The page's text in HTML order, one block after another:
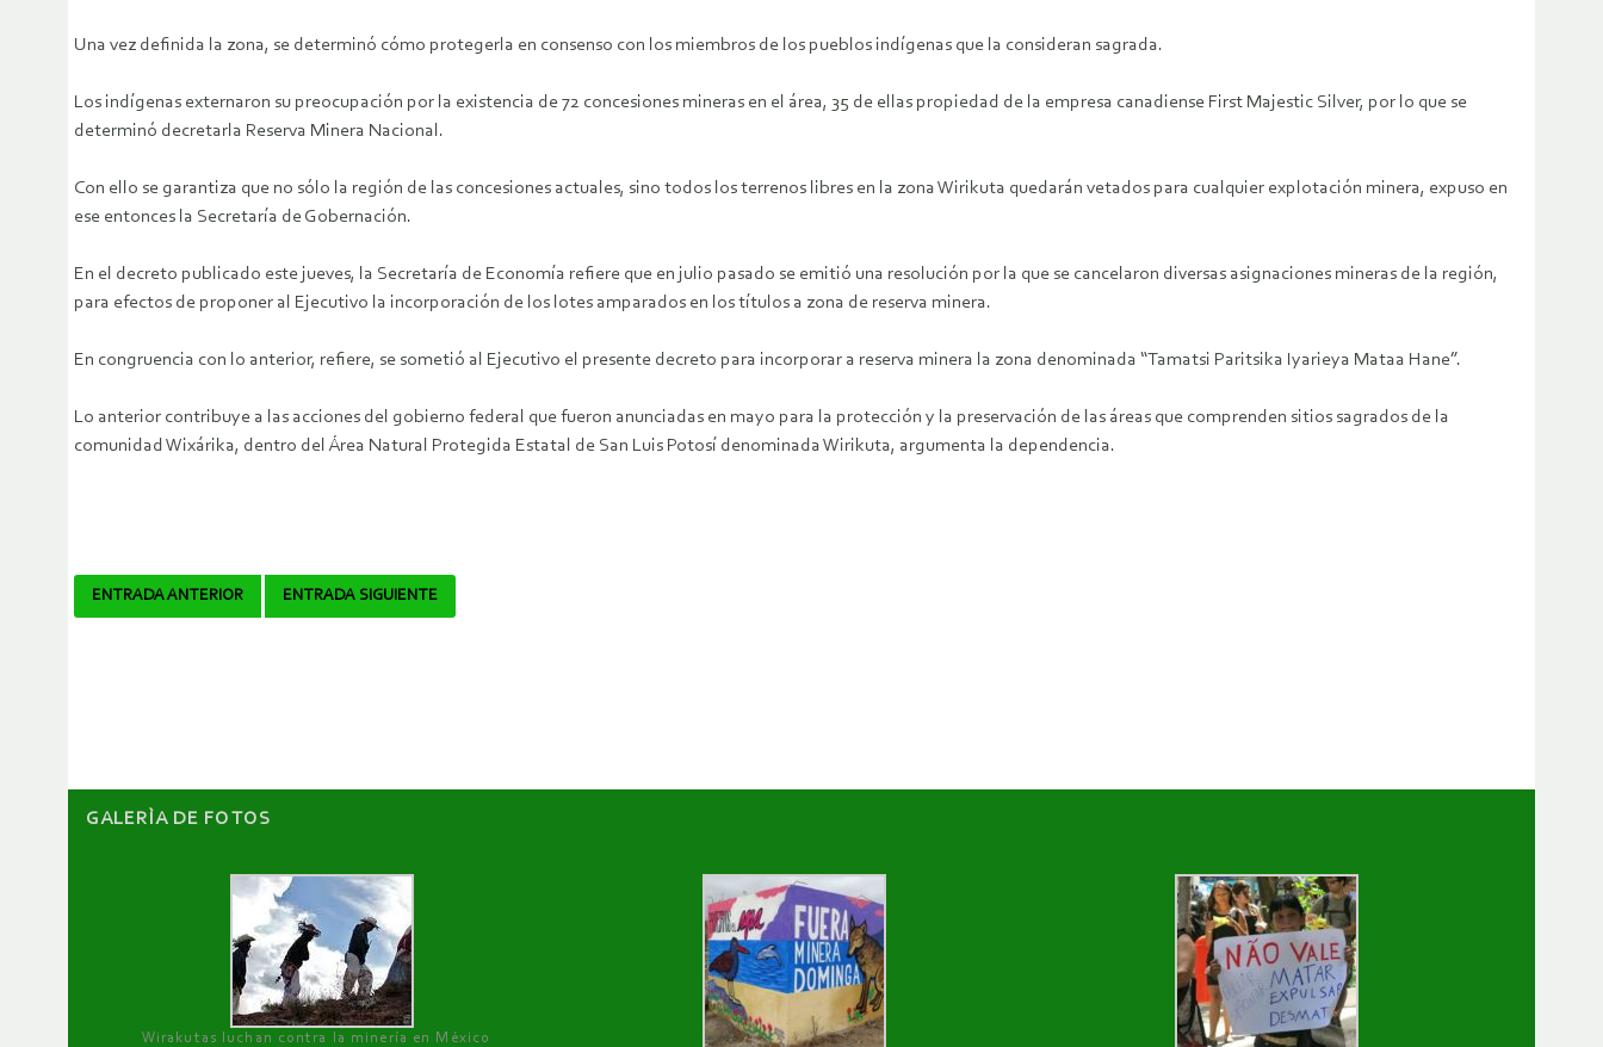
Una vez definida la zona, se determinó cómo protegerla en consenso con los miembros de los pueblos indígenas que la consideran sagrada.
Los indígenas externaron su preocupación por la existencia de 72 concesiones mineras en el área, 35 de ellas propiedad de la empresa canadiense First Majestic Silver, por lo que se
determinó decretarla Reserva Minera Nacional.
Con ello se garantiza que no sólo la región de las concesiones actuales, sino todos los terrenos libres en la zona Wirikuta quedarán vetados para cualquier explotación minera, expuso en
ese entonces la Secretaría de Gobernación.
En el decreto publicado este jueves, la Secretaría de Economía refiere que en julio pasado se emitió una resolución por la que se cancelaron diversas asignaciones mineras de la región,
para efectos de proponer al Ejecutivo la incorporación de los lotes amparados en los títulos a zona de reserva minera.
En congruencia con lo anterior, refiere, se sometió al Ejecutivo el presente decreto para incorporar a reserva minera la zona denominada “Tamatsi Paritsika Iyarieya Mataa Hane”.
Lo anterior contribuye a las acciones del gobierno federal que fueron anunciadas en mayo para la protección y la preservación de las áreas que comprenden sitios sagrados de la
comunidad Wixárika, dentro del Área Natural Protegida Estatal de San Luis Potosí denominada Wirikuta, argumenta la dependencia.
Navegador
ENTRADA ANTERIOR ENTRADA SIGUIENTE
GALERÌA DE FOTOS
Wirakutas luchan contra la minería en México